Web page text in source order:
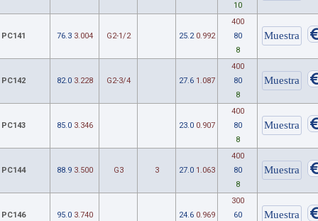
10
PC141 76.3 3.004 G2-1/2 25.2 0.992
400
80
8
PC142 82.0 3.228 G2-3/4 27.6 1.087
400
80
8
PC143 85.0 3.346 23.0 0.907
400
80
8
PC144 88.9 3.500 G3 3 27.0 1.063
400
80
8
PC146 95.0 3.740 24.6 0.969
300
60